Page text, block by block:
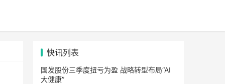
快讯列表
国发股份三季度扭亏为盈 战略转型布局“AI
大健康”